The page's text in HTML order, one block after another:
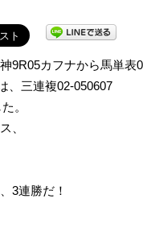
9R05カフナから馬単表
、三連複02-050607
。
、
3連勝だ！